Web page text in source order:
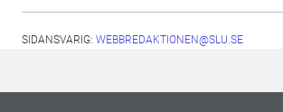
SIDANSVARIG: WEBBREDAKTIONEN@SLU.SE